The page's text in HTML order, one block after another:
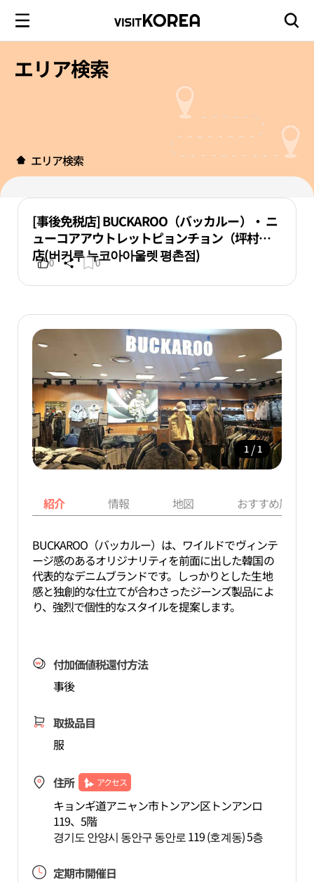
エリア検索
エリア検索
[事後免税店] BUCKAROO（バッカルー）・ ニ
ューコアアウトレットピョンチョン（坪村）
店(버커루 뉴코아아울렛 평촌점)
0 0
1 / 1
紹介 情報 地図 おすすめ周辺
BUCKAROO（バッカルー）は、ワイルドでヴィンテ
ージ感のあるオリジナリティを前面に出した韓国の
代表的なデニムブランドです。しっかりとした生地
感と独創的な仕立てが合わさったジーンズ製品によ
り、強烈で個性的なスタイルを提案します。
付加価値税還付方法
事後
取扱品目
服
住所 アクセス
キョンギ道アニャン市トンアン区トンアンロ
119、5階
경기도 안양시 동안구 동안로 119 (호계동) 5층
定期市開催日